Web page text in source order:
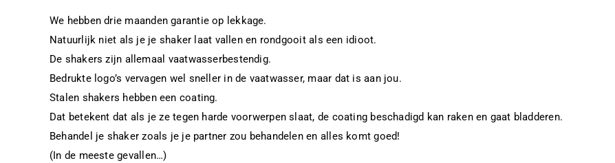
We hebben drie maanden garantie op lekkage.
Natuurlijk niet als je je shaker laat vallen en rondgooit als een idioot.
De shakers zijn allemaal vaatwasserbestendig.
Bedrukte logo’s vervagen wel sneller in de vaatwasser, maar dat is aan jou.
Stalen shakers hebben een coating.
Dat betekent dat als je ze tegen harde voorwerpen slaat, de coating beschadigd kan raken en gaat bladderen.
Behandel je shaker zoals je je partner zou behandelen en alles komt goed!
(In de meeste gevallen…)